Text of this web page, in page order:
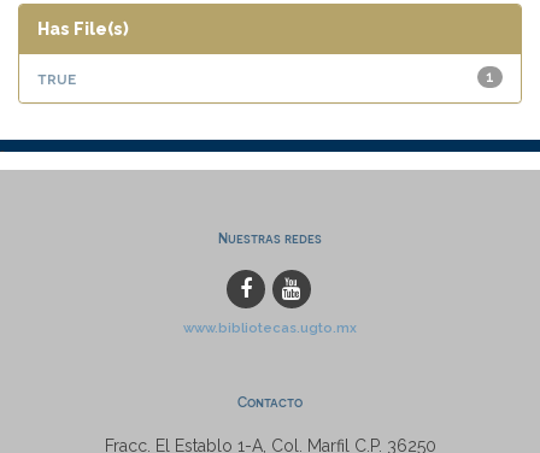
Has File(s)
1
true
Nuestras redes
www.bibliotecas.ugto.mx
Contacto
Fracc. El Establo 1-A, Col. Marfil C.P. 36250